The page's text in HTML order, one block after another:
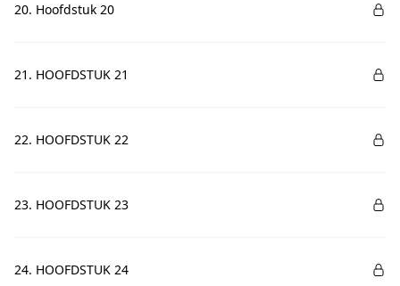
20. Hoofdstuk 20
21. HOOFDSTUK 21
22. HOOFDSTUK 22
23. HOOFDSTUK 23
24. HOOFDSTUK 24